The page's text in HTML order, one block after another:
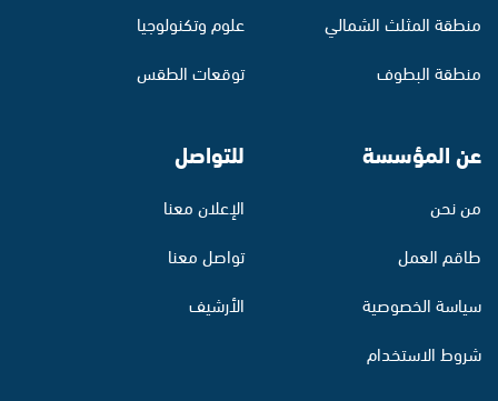
منطقة المثلث الشمالي
منطقة البطوف
علوم وتكنولوجيا
توقعات الطقس
عن المؤسسة
من نحن
طاقم العمل
سياسة الخصوصية
شروط الاستخدام
للتواصل
الإعلان معنا
تواصل معنا
الأرشيف